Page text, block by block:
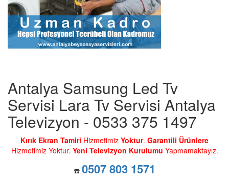
Antalya Samsung Led Tv
Servisi Lara Tv Servisi Antalya
Televizyon - 0533 375 1497
Kırık Ekran Tamiri Hizmetimiz Yoktur. Garantili Ürünlere
Hizmetimiz Yoktur. Yeni Televizyon Kurulumu Yapmamaktayız.
☎️ 0507 803 1571